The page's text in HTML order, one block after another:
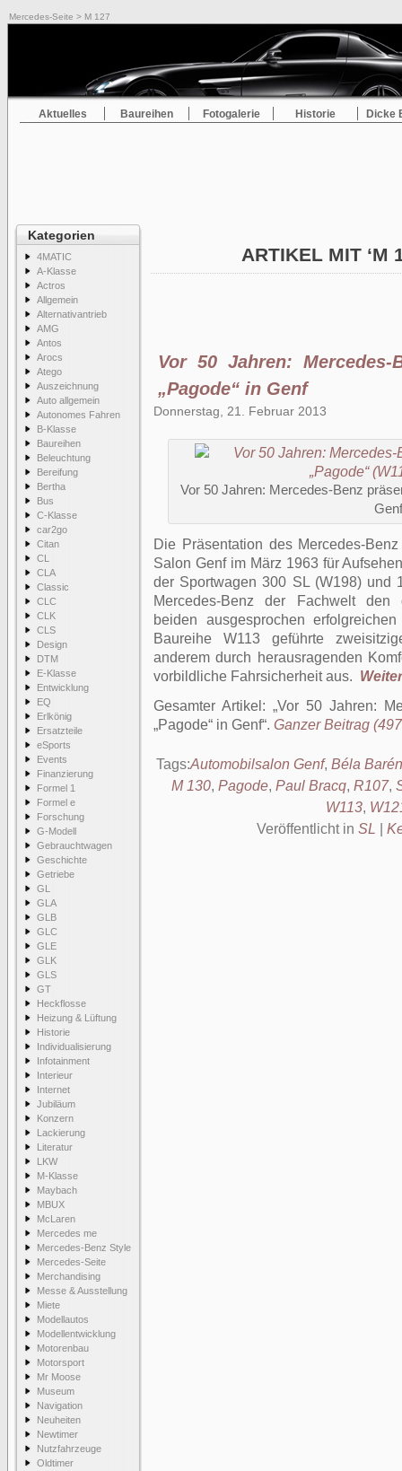
Mercedes-Seite > M 127
Aktuelles Baureihen Fotogalerie Historie Dicke
Kategorien
4MATIC
A-Klasse
Actros
Allgemein
Alternativantrieb
AMG
Antos
Arocs
Atego
Auszeichnung
Auto allgemein
Autonomes Fahren
B-Klasse
Baureihen
Beleuchtung
Bereifung
Bertha
Bus
C-Klasse
car2go
Citan
CL
CLA
Classic
CLC
CLK
CLS
Design
DTM
E-Klasse
Entwicklung
EQ
Erlkönig
Ersatzteile
eSports
Events
Finanzierung
Formel 1
Formel e
Forschung
G-Modell
Gebrauchtwagen
Geschichte
Getriebe
GL
GLA
GLB
GLC
GLE
GLK
GLS
GT
Heckflosse
Heizung & Lüftung
Historie
Individualisierung
Infotainment
Interieur
Internet
Jubiläum
Konzern
Lackierung
Literatur
LKW
M-Klasse
Maybach
MBUX
McLaren
Mercedes me
Mercedes-Benz Style
Mercedes-Seite
Merchandising
Messe & Ausstellung
Miete
Modellautos
Modellentwicklung
Motorenbau
Motorsport
Mr Moose
Museum
Navigation
Neuheiten
Newtimer
Nutzfahrzeuge
Oldtimer
ARTIKEL MIT ‘M
Vor 50 Jahren:
„Pagode“ in Genf
Donnerstag, 21. Februar 2013
Vor 50 Jahren: Mercedes-Benz
Genf
Die Präsentation des Mercedes-
Salon Genf im März 1963 für
der Sportwagen 300 SL (W198) und
Mercedes-Benz der Fachwelt den
beiden ausgesprochen
Baureihe W113 geführte
anderem durch herausragenden
vorbildliche Fahrsicherheit aus.
Gesamter Artikel:
Vor 50 Jahren:
„Pagode“ in Genf . Ganzer Beitrag
Tags:Automobilsalon Genf, Béla
M 130, Pagode, Paul Bracq, R107,
W113,
Veröffentlicht in SL